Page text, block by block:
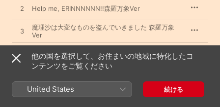
2 Help me, ERINNNNNN!!森羅万象Ver
3
魔理沙は大変なものを盗んでいきました 森羅万象
Ver
4 星空グランドスラム 森羅万象Ver
6 囲い無き世は一期の月影 森羅万象Ver
他の国を選択して、お住まいの地域に特化したコ
ンテンツをご覧ください
United States 続ける